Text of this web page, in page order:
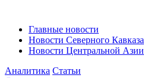
Главные новости
Новости Северного Кавказа
Новости Центральной Азии
Аналитика Статьи